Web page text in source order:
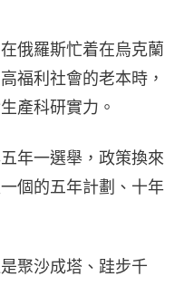
俄羅斯忙着在烏克蘭
福利社會的老本時，
產科研實力。
年一選舉，政策換來
個的五年計劃、十年
聚沙成塔、跬步千